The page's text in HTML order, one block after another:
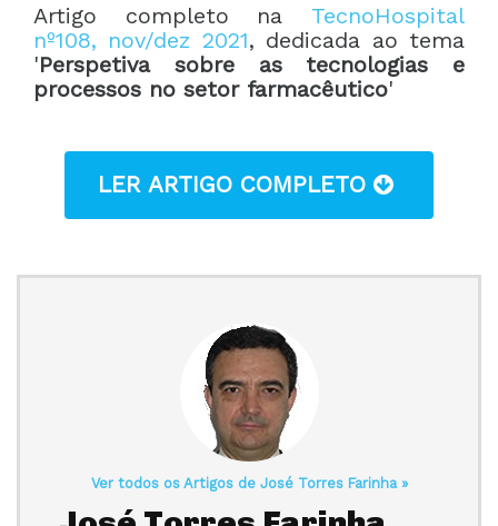
Artigo completo na TecnoHospital
nº108, nov/dez 2021, dedicada ao tema
'Perspetiva sobre as tecnologias e
processos no setor farmacêutico'
LER ARTIGO COMPLETO
Ver todos os Artigos de José Torres Farinha »